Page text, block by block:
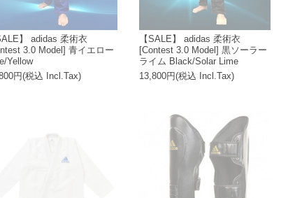
】 adidas 柔術衣
3.0 Model] 青イエロー
Yellow
円(税込 Incl.Tax)
【SALE】 adidas 柔術衣
[Contest 3.0 Model] 黒ソーラー
ライム Black/Solar Lime
13,800円(税込 Incl.Tax)